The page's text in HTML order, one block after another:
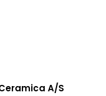
A/S